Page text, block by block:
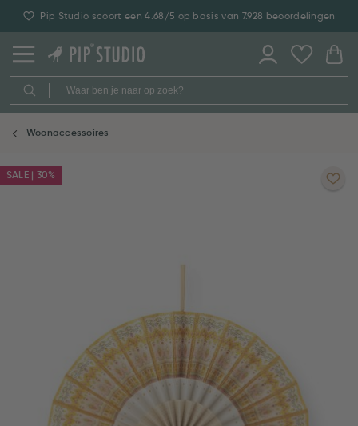
Pip Studio scoort een 4.68/5 op basis van 7.928 beoordelingen
Woonaccessoires
SALE | 30%